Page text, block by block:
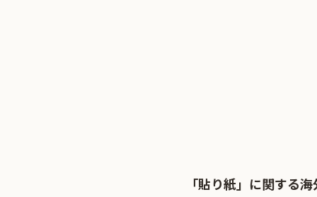
「貼り紙」に関する